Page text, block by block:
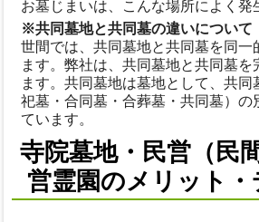
お墓じまいは、こんな場所によく発
※共同墓地と共同墓の違いについて
世間では、共同墓地と共同墓を同一
ます。弊社は、共同墓地と共同墓を
ます。共同墓地は墓地として、共同
祀墓・合同墓・合葬墓・共同墓）の
ています。
寺院墓地・民営（民
営霊園のメリット・